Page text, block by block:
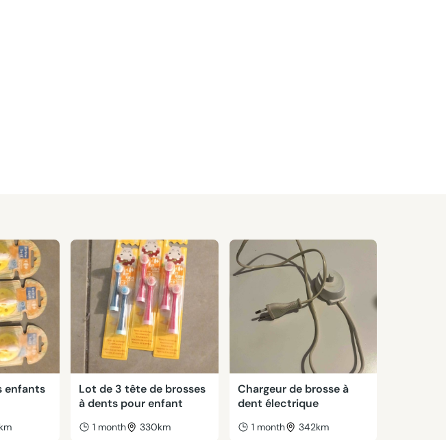
enfants
Lot de 3 tête de brosses
à dents pour enfant
1 month 330km
Chargeur de brosse à
dent électrique
1 month 342km